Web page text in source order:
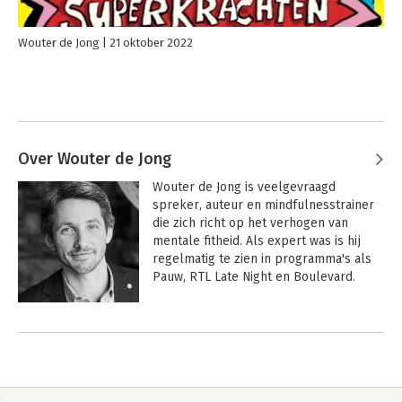
Wouter de Jong 21 oktober 2022
Over Wouter de Jong
Wouter de Jong is veelgevraagd
spreker, auteur en mindfulnesstrainer
die zich richt op het verhogen van
mentale fitheid. Als expert was is hij
regelmatig te zien in programma's als
Pauw, RTL Late Night en Boulevard.
voor je geest verscheen in 2018,
superpopulaire kinderboek
Andere boeken door Wouter de